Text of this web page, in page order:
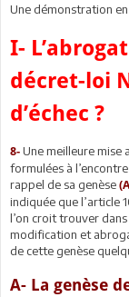
Une démonstration
I-
décret-loi
d’échec ?
8- Une meilleure mise
formulées à
rappel de sa genèse
indiquée que l’article
l’on croit trouver
modification et
de cette genèse
A- La genèse